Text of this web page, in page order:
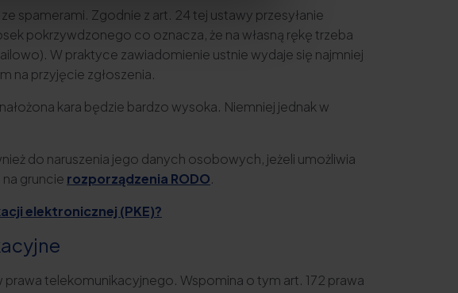
spamerami. Zgodnie z art. 24 tej ustawy przesyłanie
pokrzywdzonego co oznacza, że na własną rękę trzeba
W praktyce zawiadomienie ustnie wydaje się najmniej
na przyjęcie zgłoszenia.
kara będzie bardzo wysoka. Niemniej jednak w
do naruszenia jego danych osobowych, jeżeli umożliwia
gruncie rozporządzenia RODO.
elektronicznej (PKE)?
telekomunikacyjnego. Wspomina o tym art. 172 prawa